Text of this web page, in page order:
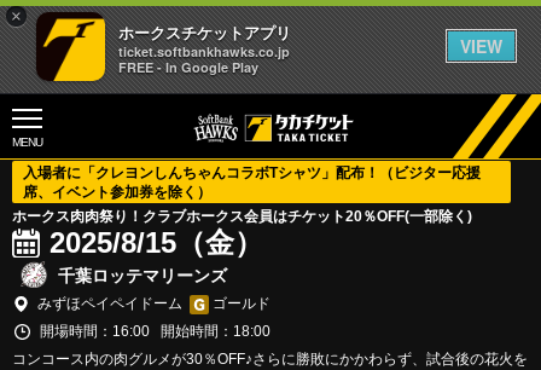
×
ホークスチケットアプリ
ticket.softbankhawks.co.jp
FREE - In Google Play
VIEW
MENU
入場者に「クレヨンしんちゃんコラボTシャツ」配布！（ビジター応援
席、イベント参加券を除く）
ホークス肉肉祭り！クラブホークス会員はチケット20％OFF(一部除く)
2025/8/15（金）
千葉ロッテマリーンズ
みずほペイペイドーム
ゴールド
開場時間：16:00
開始時間：18:00
コンコース内の肉グルメが30％OFF♪さらに勝敗にかかわらず、試合後の花火を